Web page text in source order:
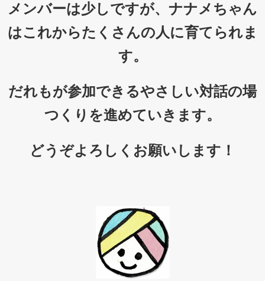
メンバーは少しですが、ナナメちゃん
はこれからたくさんの人に育てられま
す。
だれもが参加できるやさしい対話の場
つくりを進めていきます。
どうぞよろしくお願いします！